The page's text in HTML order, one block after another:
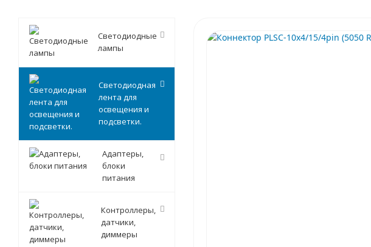
Светодиодные
лампы
Светодиодная
лента для
освещения и
подсветки.
Адаптеры,
блоки
питания
Контроллеры,
датчики,
диммеры